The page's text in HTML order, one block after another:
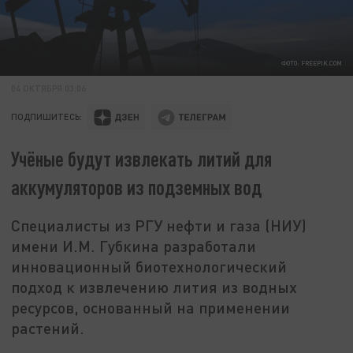
ФОТО: FREEPIK.COM
ПОДПИШИТЕСЬ:
Учёные будут извлекать литий для
аккумуляторов из подземных вод
Специалисты из РГУ нефти и газа (НИУ)
имени И.М. Губкина разработали
инновационный биотехнологический
подход к извлечению лития из водных
ресурсов, основанный на применении
растений.